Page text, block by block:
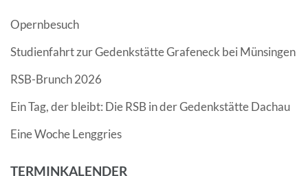
Opernbesuch
Studienfahrt zur Gedenkstätte Grafeneck bei Münsingen
RSB-Brunch 2026
Ein Tag, der bleibt: Die RSB in der Gedenkstätte Dachau
Eine Woche Lenggries
TERMINKALENDER